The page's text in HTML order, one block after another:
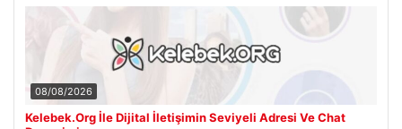
08/08/2026
Kelebek.Org İle Dijital İletişimin Seviyeli Adresi Ve Chat